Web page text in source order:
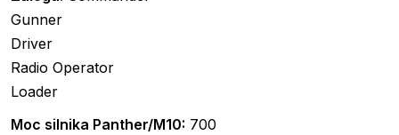
Gunner
Driver
Radio Operator
Loader
Moc silnika Panther/M10: 700